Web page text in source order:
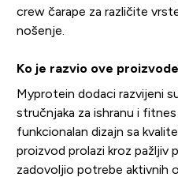
crew čarape za različite
nošenje.
Ko je razvio ove
Myprotein dodaci razvijeni
stručnjaka za ishranu i
funkcionalan dizajn sa
proizvod prolazi kroz pažljiv
zadovoljio potrebe aktivnih